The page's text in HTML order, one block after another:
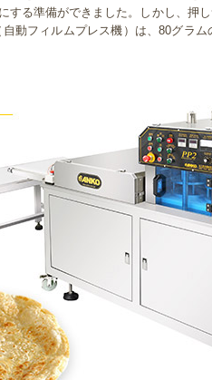
する準備ができました。しかし、押
動フィルムプレス機）は、80グラ